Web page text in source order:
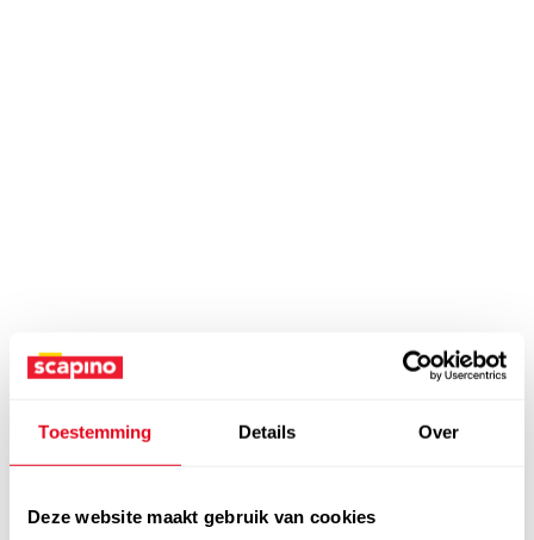
Toestemming Details Over
Deze website maakt gebruik van cookies